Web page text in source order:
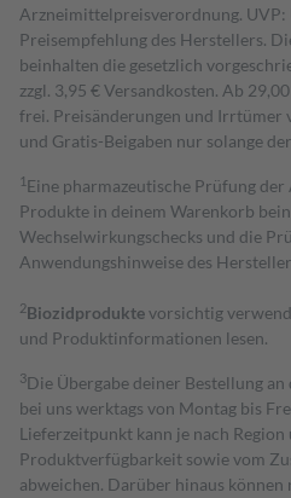
Arzneimittelpreisverordnung.
Preisempfehlung des Herstellers.
beinhalten die gesetzlich
zzgl. 3,95 € Versandkosten. Ab
frei. Preisänderungen und Irrtümer
und Gratis-Beigaben nur solange
1 Eine pharmazeutische Prüfung
Produkte in deinem Warenkorb
Wechselwirkungschecks und die
Anwendungshinweise des
2Biozidproduktevorsichtig
und Produktinformationen lesen.
3Die Übergabe deiner Bestellung
bei uns werktags von Montag bis
Lieferzeitpunkt kann je nach
Produktverfügbarkeit sowie vom
abweichen. Darüber hinaus